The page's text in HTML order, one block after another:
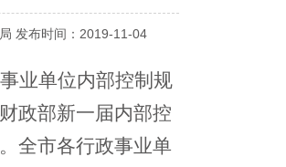
发布时间：2019-11-04
业单位内部控制规
政部新一届内部控
全市各行政事业单